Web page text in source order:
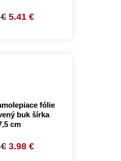
5.41 €
fólie
buk šírka
cm
3.98 €